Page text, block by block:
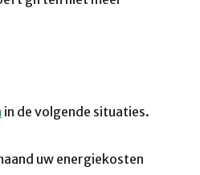
in de volgende situaties.
uw energiekosten